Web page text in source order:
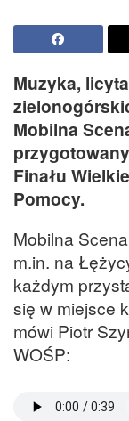
Muzyka,
Mobilna
Finału
Pomocy.
Mobilna
m.in. na
każdym
się w miejsce
mówi Piotr
WOŚP: